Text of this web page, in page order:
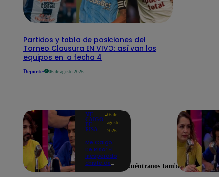
Partidos y tabla de posiciones del
Torneo Clausura EN VIVO: así van los
equipos en la fecha 4
Deportes 06 de agosto 2026
ME
CAIGO
DE
RISA
06 de
agosto
2026
Me Caigo
De Risa: El
inesperado
chiste de
Encuéntranos también en